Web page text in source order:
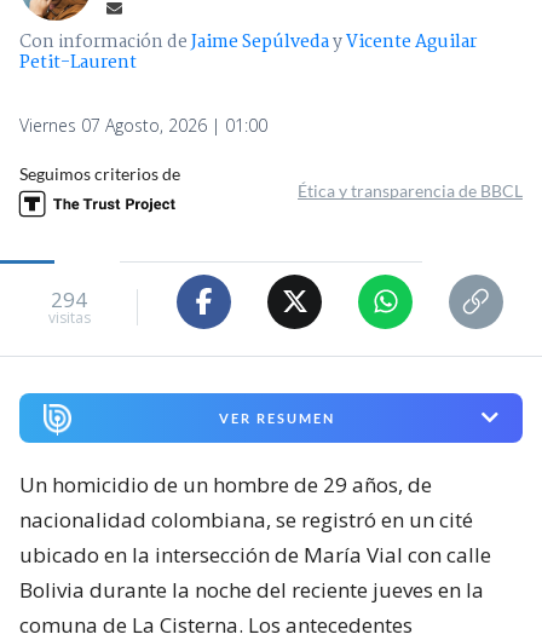
Con información deJaime SepúlvedayVicente Aguilar
Petit-Laurent
Viernes 07 Agosto, 2026 | 01:00
Seguimos criterios de
Ética y transparencia de BBCL
294
visitas
VER RESUMEN
Un homicidio de un hombre de 29 años, de
nacionalidad colombiana, se registró en un cité
ubicado en la intersección de María Vial con calle
Bolivia durante la noche del reciente jueves en la
comuna de La Cisterna. Los antecedentes